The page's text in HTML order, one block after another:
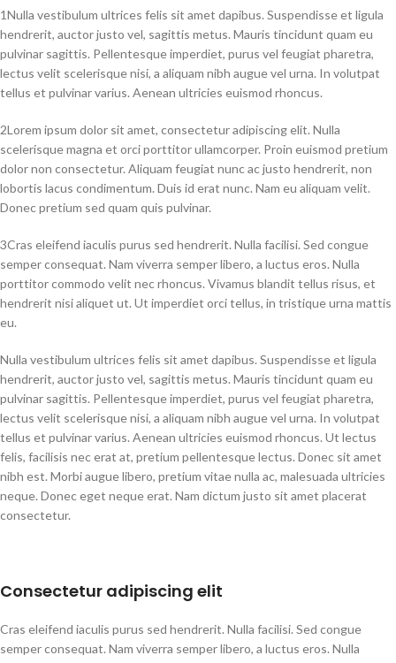
1Nulla vestibulum ultrices felis sit amet dapibus. Suspendisse et ligula
hendrerit, auctor justo vel, sagittis metus. Mauris tincidunt quam eu
pulvinar sagittis. Pellentesque imperdiet, purus vel feugiat pharetra,
lectus velit scelerisque nisi, a aliquam nibh augue vel urna. In volutpat
tellus et pulvinar varius. Aenean ultricies euismod rhoncus.
2Lorem ipsum dolor sit amet, consectetur adipiscing elit. Nulla
scelerisque magna et orci porttitor ullamcorper. Proin euismod pretium
dolor non consectetur. Aliquam feugiat nunc ac justo hendrerit, non
lobortis lacus condimentum. Duis id erat nunc. Nam eu aliquam velit.
Donec pretium sed quam quis pulvinar.
3Cras eleifend iaculis purus sed hendrerit. Nulla facilisi. Sed congue
semper consequat. Nam viverra semper libero, a luctus eros. Nulla
porttitor commodo velit nec rhoncus. Vivamus blandit tellus risus, et
hendrerit nisi aliquet ut. Ut imperdiet orci tellus, in tristique urna mattis
eu.
Nulla vestibulum ultrices felis sit amet dapibus. Suspendisse et ligula
hendrerit, auctor justo vel, sagittis metus. Mauris tincidunt quam eu
pulvinar sagittis. Pellentesque imperdiet, purus vel feugiat pharetra,
lectus velit scelerisque nisi, a aliquam nibh augue vel urna. In volutpat
tellus et pulvinar varius. Aenean ultricies euismod rhoncus. Ut lectus
felis, facilisis nec erat at, pretium pellentesque lectus. Donec sit amet
nibh est. Morbi augue libero, pretium vitae nulla ac, malesuada ultricies
neque. Donec eget neque erat. Nam dictum justo sit amet placerat
consectetur.
Consectetur adipiscing elit
Cras eleifend iaculis purus sed hendrerit. Nulla facilisi. Sed congue
semper consequat. Nam viverra semper libero, a luctus eros. Nulla